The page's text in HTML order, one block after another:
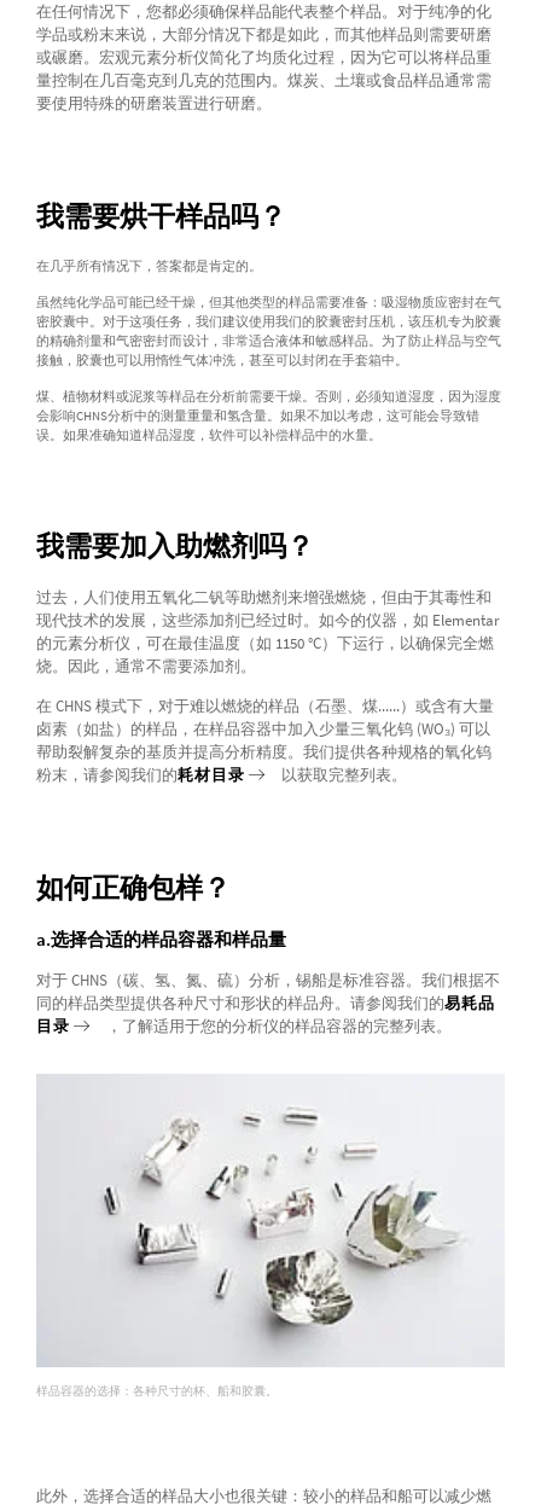
在任何情况下，您都必须确保样品能代表整个样品。对于纯净的化
学品或粉末来说，大部分情况下都是如此，而其他样品则需要研磨
或碾磨。宏观元素分析仪简化了均质化过程，因为它可以将样品重
量控制在几百毫克到几克的范围内。煤炭、土壤或食品样品通常需
要使用特殊的研磨装置进行研磨。
我需要烘干样品吗？
在几乎所有情况下，答案都是肯定的。
虽然纯化学品可能已经干燥，但其他类型的样品需要准备：吸湿物质应密封在气
密胶囊中。对于这项任务，我们建议使用我们的胶囊密封压机，该压机专为胶囊
的精确剂量和气密密封而设计，非常适合液体和敏感样品。为了防止样品与空气
接触，胶囊也可以用惰性气体冲洗，甚至可以封闭在手套箱中。
煤、植物材料或泥浆等样品在分析前需要干燥。否则，必须知道湿度，因为湿度
会影响CHNS分析中的测量重量和氢含量。如果不加以考虑，这可能会导致错
误。如果准确知道样品湿度，软件可以补偿样品中的水量。
我需要加入助燃剂吗？
过去，人们使用五氧化二钒等助燃剂来增强燃烧，但由于其毒性和
现代技术的发展，这些添加剂已经过时。如今的仪器，如 Elementar
的元素分析仪，可在最佳温度（如 1150 °C）下运行，以确保完全燃
烧。因此，通常不需要添加剂。
在 CHNS 模式下，对于难以燃烧的样品（石墨、煤......）或含有大量
卤素（如盐）的样品，在样品容器中加入少量三氧化钨 (WO₃) 可以
帮助裂解复杂的基质并提高分析精度。我们提供各种规格的氧化钨
粉末，请参阅我们的耗材目录 以获取完整列表。
如何正确包样？
a.选择合适的样品容器和样品量
对于 CHNS（碳、氢、氮、硫）分析，锡船是标准容器。我们根据不
同的样品类型提供各种尺寸和形状的样品舟。请参阅我们的易耗品
目录
，了解适用于您的分析仪的样品容器的完整列表。
样品容器的选择：各种尺寸的杯、船和胶囊。
此外，选择合适的样品大小也很关键：较小的样品和船可以减少燃